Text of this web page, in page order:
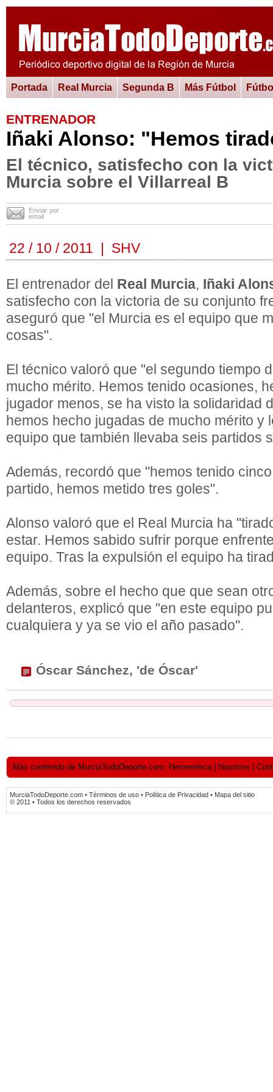
Portada Real Murcia Segunda B Más Fútbol
ENTRENADOR
Iñaki Alonso: "Hemos
El técnico, satisfecho con la
Murcia sobre el Villarreal B
Enviar por
email
22 / 10 / 2011 | SHV
El entrenador del Real Murcia, Iñaki
satisfecho con la victoria de su conjunto
aseguró que "el Murcia es el equipo que
cosas".
El técnico valoró que "el segundo tiempo
mucho mérito. Hemos tenido ocasiones,
jugador menos, se ha visto la solidaridad
hemos hecho jugadas de mucho mérito y
equipo que también llevaba seis partidos
Además, recordó que "hemos tenido
partido, hemos metido tres goles".
Alonso valoró que el Real Murcia ha
estar. Hemos sabido sufrir porque
equipo. Tras la expulsión el equipo ha
Además, sobre el hecho que que sean
delanteros, explicó que "en este equipo
cualquiera y ya se vio el año pasado".
Óscar Sánchez, 'de Óscar'
Más contenido de MurciaTodoDeporte.com: Hemeroteca | Nosotros |
MurciaTodoDeporte.com • Términos de uso • Política de Privacidad • Mapa del sitio
© 2011 • Todos los derechos reservados